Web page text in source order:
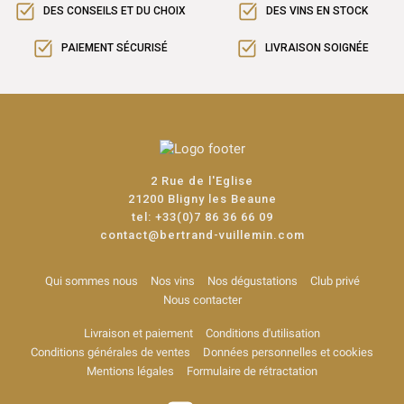
DES CONSEILS ET DU CHOIX DES VINS EN STOCK
PAIEMENT SÉCURISÉ LIVRAISON SOIGNÉE
2 Rue de l'Eglise
21200 Bligny les Beaune
tel: +33(0)7 86 36 66 09
contact@bertrand-vuillemin.com
Qui sommes nous Nos vins Nos dégustations
Club privé
Nous contacter
Livraison et paiement
Conditions d'utilisation
Conditions générales de ventes
Données personnelles et cookies
Mentions légales
Formulaire de rétractation